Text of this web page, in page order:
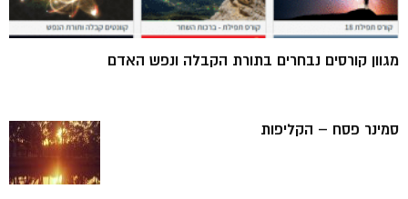
מגוון קורסים נבחרים בתורת הקבלה ונפש האדם
סמינר פסח – הקליפות